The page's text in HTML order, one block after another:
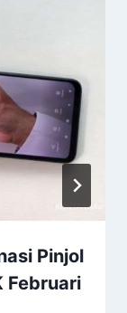
Pinjol
Februari